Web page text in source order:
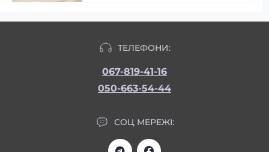
ТЕЛЕФОНИ:
067-819-41-16
050-663-54-44
СОЦ МЕРЕЖІ: